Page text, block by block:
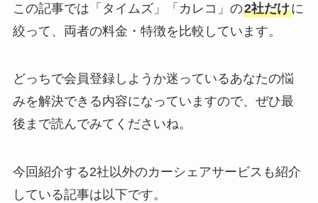
この記事では「タイムズ」「カレコ」の2社だけに
絞って、両者の料金・特徴を比較しています。
どっちで会員登録しようか迷っているあなたの悩
みを解決できる内容になっていますので、ぜひ最
後まで読んでみてくださいね。
今回紹介する2社以外のカーシェアサービスも紹介
している記事は以下です。